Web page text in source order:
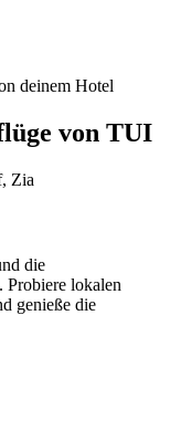
deinem Hotel
von TUI
die
Probiere lokalen
genieße die